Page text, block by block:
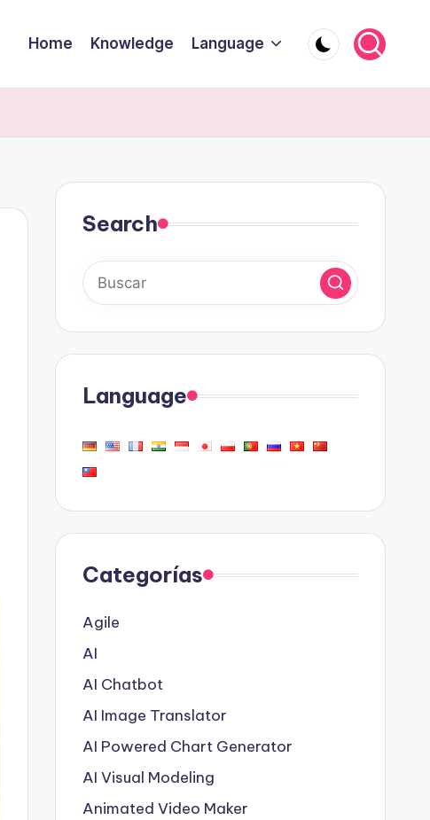
Home Knowledge Language
Search
Language
Categorías
Agile
AI
AI Chatbot
AI Image Translator
AI Powered Chart Generator
AI Visual Modeling
Animated Video Maker